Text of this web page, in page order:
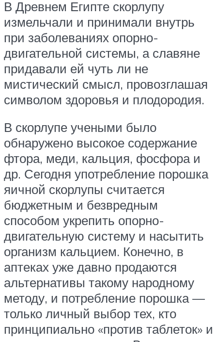
В Древнем Египте скорлупу
измельчали и принимали внутрь
при заболеваниях опорно-
двигательной системы, а славяне
придавали ей чуть ли не
мистический смысл, провозглашая
символом здоровья и плодородия.
В скорлупе учеными было
обнаружено высокое содержание
фтора, меди, кальция, фосфора и
др. Сегодня употребление порошка
яичной скорлупы считается
бюджетным и безвредным
способом укрепить опорно-
двигательную систему и насытить
организм кальцием. Конечно, в
аптеках уже давно продаются
альтернативы такому народному
методу, и потребление порошка —
только личный выбор тех, кто
принципиально «против таблеток» и